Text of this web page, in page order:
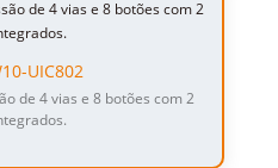
UIC802
de 4 vias e 8 botões com 2